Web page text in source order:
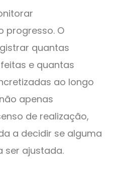
progresso. O
quantas
e quantas
ao longo
apenas
de realização,
a decidir se alguma
ser ajustada.